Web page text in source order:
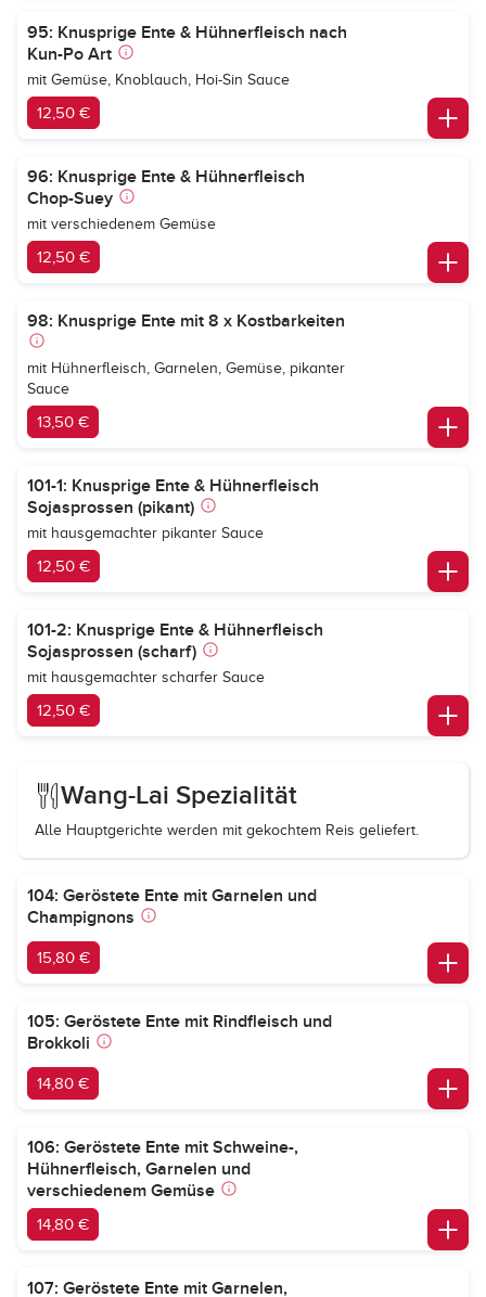
95: Knusprige Ente & Hühnerfleisch nach
Kun-Po Art
mit Gemüse, Knoblauch, Hoi-Sin Sauce
12,50 €
96: Knusprige Ente & Hühnerfleisch
Chop-Suey
mit verschiedenem Gemüse
12,50 €
98: Knusprige Ente mit 8 x Kostbarkeiten
mit Hühnerfleisch, Garnelen, Gemüse, pikanter
Sauce
13,50 €
101-1: Knusprige Ente & Hühnerfleisch
Sojasprossen (pikant)
mit hausgemachter pikanter Sauce
12,50 €
101-2: Knusprige Ente & Hühnerfleisch
Sojasprossen (scharf)
mit hausgemachter scharfer Sauce
12,50 €
Wang-Lai Spezialität
Alle Hauptgerichte werden mit gekochtem Reis geliefert.
104: Geröstete Ente mit Garnelen und
Champignons
15,80 €
105: Geröstete Ente mit Rindfleisch und
Brokkoli
14,80 €
106: Geröstete Ente mit Schweine-,
Hühnerfleisch, Garnelen und
verschiedenem Gemüse
14,80 €
107: Geröstete Ente mit Garnelen,